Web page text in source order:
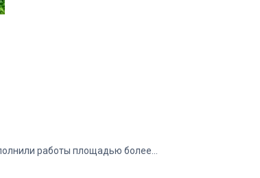
работы площадью более…